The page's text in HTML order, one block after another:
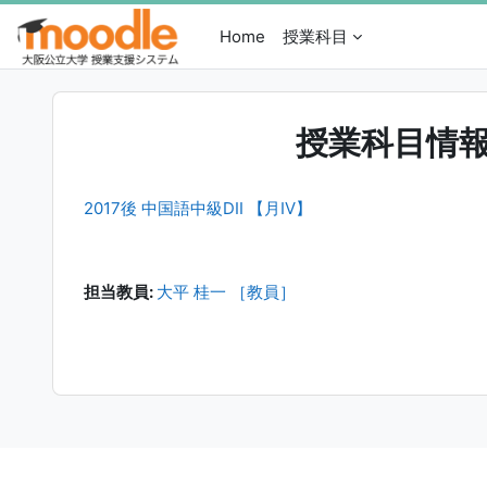
メインコンテンツへスキップする
Home
授業科目
授業科目情
2017後 中国語中級DII 【月IV】
担当教員: 大平 桂一 ［教員］